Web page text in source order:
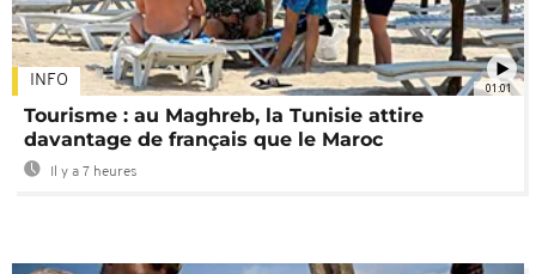
01:01
INFO
Tourisme : au Maghreb, la Tunisie attire
davantage de français que le Maroc
Il y a 7 heures